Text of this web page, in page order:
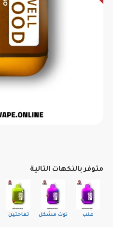
متوفر بالنكهات التالية
عنب توت مشكل تفاحتين